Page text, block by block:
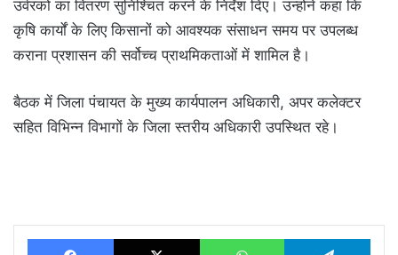
उर्वरकों का वितरण सुनिश्चित करने के निर्देश दिए। उन्होंने कहा कि
कृषि कार्यों के लिए किसानों को आवश्यक संसाधन समय पर उपलब्ध
कराना प्रशासन की सर्वोच्च प्राथमिकताओं में शामिल है।
बैठक में जिला पंचायत के मुख्य कार्यपालन अधिकारी, अपर कलेक्टर
सहित विभिन्न विभागों के जिला स्तरीय अधिकारी उपस्थित रहे।
Facebook X WhatsApp